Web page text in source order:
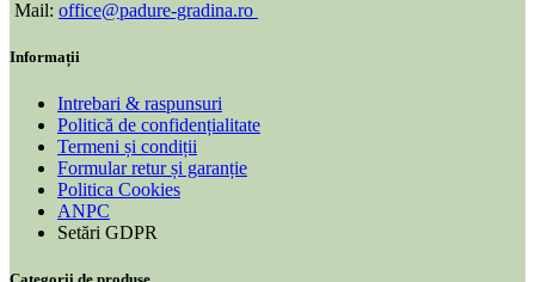
Mail: office@padure-gradina.ro
Informații
Intrebari & raspunsuri
Politică de confidențialitate
Termeni și condiții
Formular retur și garanție
Politica Cookies
ANPC
Setări GDPR